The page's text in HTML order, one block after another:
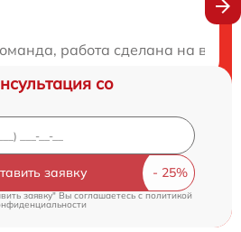
работа сделана на
со
заявку
заявку" Вы соглашаетесь c политикой